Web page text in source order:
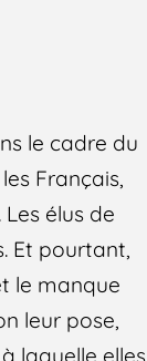
le cadre du
Français,
élus de
Et pourtant,
le manque
leur pose,
laquelle elles